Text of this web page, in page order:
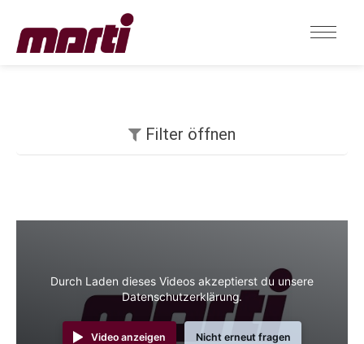
Filter öffnen
Durch Laden dieses Videos akzeptierst du unsere
Datenschutzerklärung.
Video anzeigen Nicht erneut fragen